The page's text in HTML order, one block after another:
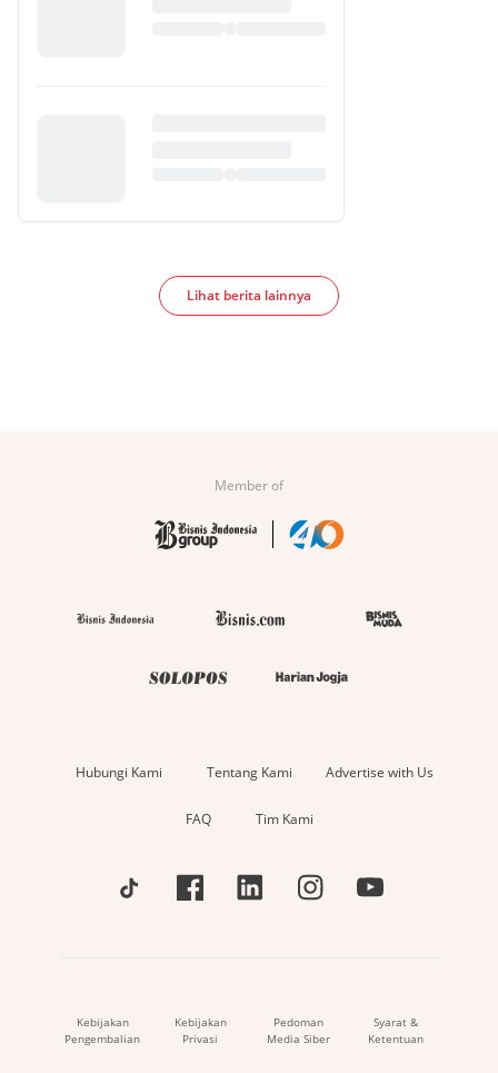
Lihat berita lainnya
Member of
Hubungi Kami Tentang Kami Advertise with Us
FAQ Tim Kami
Kebijakan
Pengembalian
Kebijakan
Privasi
Pedoman
Media Siber
Syarat &
Ketentuan